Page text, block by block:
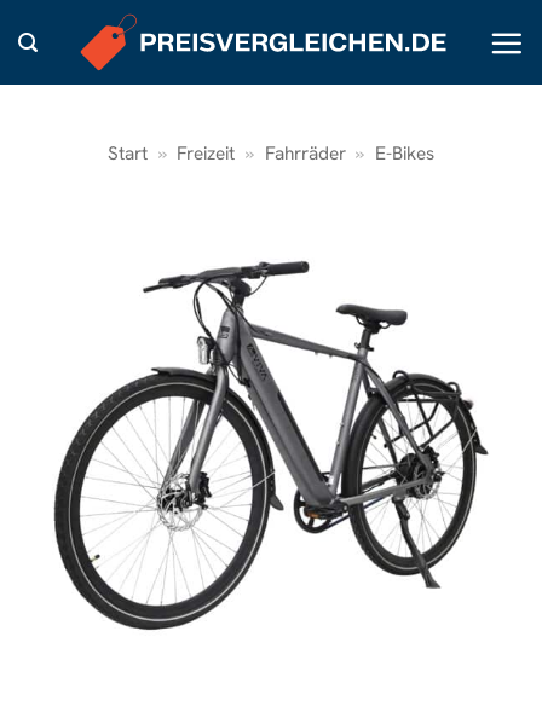
Inhalt
springen
Start » Freizeit » Fahrräder » E-Bikes